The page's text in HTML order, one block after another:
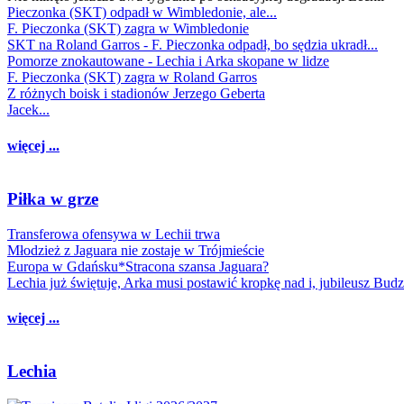
Pieczonka (SKT) odpadł w Wimbledonie, ale...
F. Pieczonka (SKT) zagra w Wimbledonie
SKT na Roland Garros - F. Pieczonka odpadł, bo sędzia ukradł...
Pomorze znokautowane - Lechia i Arka skopane w lidze
F. Pieczonka (SKT) zagra w Roland Garros
Z różnych boisk i stadionów Jerzego Geberta
Jacek...
więcej ...
Piłka w grze
Transferowa ofensywa w Lechii trwa
Młodzież z Jaguara nie zostaje w Trójmieście
Europa w Gdańsku*Stracona szansa Jaguara?
Lechia już świętuje, Arka musi postawić kropkę nad i, jubileusz
więcej ...
Lechia